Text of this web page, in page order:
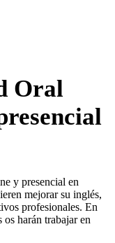
Oral
y presencial en
mejorar su inglés,
profesionales. En
os harán trabajar en